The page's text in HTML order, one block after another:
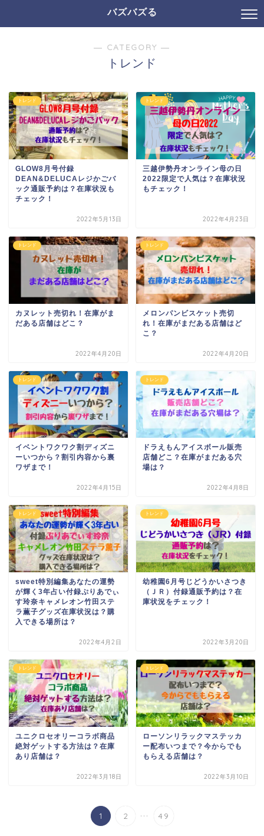
バズバズる
― CATEGORY ―
トレンド
トレンド
GLOW8月号付録
DEAN&DELUCAレジかごバ
ック通販予約は？在庫状況も
チェック！
2022年5月13日
トレンド
三越伊勢丹オンライン母の日
2022限定で人気は？在庫状況
もチェック！
2022年4月23日
トレンド
カヌレット売切れ！在庫がま
だある店舗はどこ？
2022年4月20日
トレンド
メロンパンビスケット売切
れ！在庫がまだある店舗はど
こ？
2022年4月20日
トレンド
イベントワクワク割ディズニ
ーいつから？割引内容から裏
ワザまで！
2022年4月15日
トレンド
ドラえもんアイスボール販売
店舗どこ？在庫がまだある穴
場は？
2022年4月8日
トレンド
sweet特別編集あなたの運勢
が輝く3年占い付録ぷりあでぃ
す玲奈キャメレオン竹田ステ
ラ薫子グッズ在庫状況は？購
入できる場所は？
2022年4月2日
トレンド
幼稚園6月号じどうかいさつき
（ＪＲ）付録通販予約は？在
庫状況をチェック！
2022年3月20日
トレンド
ユニクロセオリーコラボ商品
絶対ゲットする方法は？在庫
あり店舗は？
2022年3月18日
トレンド
ローソンリラックマステッカ
ー配布いつまで？今からでも
もらえる店舗は？
2022年3月10日
1 2 ... 49